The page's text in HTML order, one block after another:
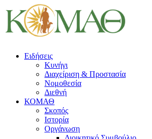
Ειδήσεις
Κυνήγι
Διαχείριση & Προστασία
Νομοθεσία
Διεθνή
ΚΟΜΑΘ
Σκοπός
Ιστορία
Οργάνωση